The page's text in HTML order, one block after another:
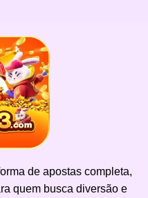
de apostas completa,
quem busca diversão e